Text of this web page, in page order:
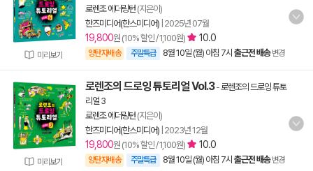
미리보기
로렌조 에더링턴 (지은이)
한즈미디어(한스미디어) 2025년 07월
19,800원 (10% 할인 / 1,100원) 10.0
양탄자배송 주말특급 8월 10일 (월) 아침 7시 출근전 배송 변경
미리보기
로렌조의 드로잉 튜토리얼 Vol.3-로렌조의 드로잉 튜토
리얼 3
로렌조 에더링턴 (지은이)
한즈미디어(한스미디어) 2023년 12월
19,800원 (10% 할인 / 1,100원) 10.0
양탄자배송 주말특급 8월 10일 (월) 아침 7시 출근전 배송 변경